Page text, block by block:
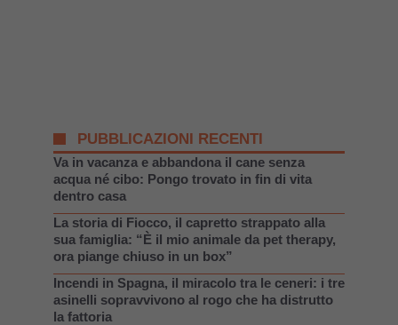
PUBBLICAZIONI RECENTI
Va in vacanza e abbandona il cane senza
acqua né cibo: Pongo trovato in fin di vita
dentro casa
La storia di Fiocco, il capretto strappato alla
sua famiglia: “È il mio animale da pet therapy,
ora piange chiuso in un box”
Incendi in Spagna, il miracolo tra le ceneri: i tre
asinelli sopravvivono al rogo che ha distrutto
la fattoria